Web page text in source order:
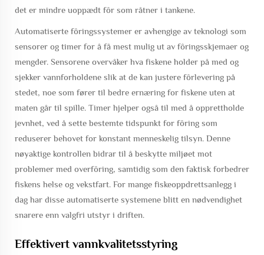
det er mindre uoppædt fôr som råtner i tankene.
Automatiserte fôringssystemer er avhengige av teknologi som
sensorer og timer for å få mest mulig ut av fôringsskjemaer og
mengder. Sensorene overvåker hva fiskene holder på med og
sjekker vannforholdene slik at de kan justere fôrlevering på
stedet, noe som fører til bedre ernæring for fiskene uten at
maten går til spille. Timer hjelper også til med å opprettholde
jevnhet, ved å sette bestemte tidspunkt for fôring som
reduserer behovet for konstant menneskelig tilsyn. Denne
nøyaktige kontrollen bidrar til å beskytte miljøet mot
problemer med overfôring, samtidig som den faktisk forbedrer
fiskens helse og vekstfart. For mange fiskeoppdrettsanlegg i
dag har disse automatiserte systemene blitt en nødvendighet
snarere enn valgfri utstyr i driften.
Effektivert vannkvalitetsstyring